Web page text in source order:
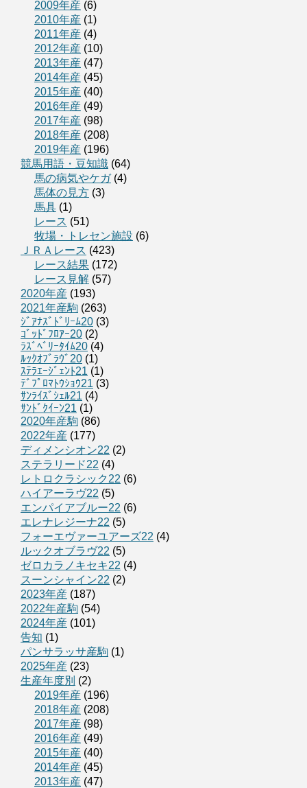
2009年産 (6)
2010年産 (1)
2011年産 (4)
2012年産 (10)
2013年産 (47)
2014年産 (45)
2015年産 (40)
2016年産 (49)
2017年産 (98)
2018年産 (208)
2019年産 (196)
競馬用語・豆知識 (64)
馬の病気やケガ(4)
馬体の見方 (3)
馬具 (1)
レース (51)
牧場・トレセン施設 (6)
ＪＲＡレース (423)
レース結果 (172)
レース見解 (57)
2020年産 (193)
2021年産駒 (263)
ｼﾞｱﾅｽﾞﾄﾞﾘｰﾑ20 (3)
ｺﾞｯﾄﾞﾌﾛｱｰ20 (2)
ﾗｽﾞﾍﾞﾘｰﾀｲﾑ20 (4)
ﾙｯｸｵﾌﾞﾗｳﾞ20 (1)
ｽﾃﾗｴｰｼﾞｪﾝﾄ21 (1)
ﾃﾞﾌﾟﾛﾏﾄｳｼｮｳ21 (3)
ｻﾝﾗｲｽﾞｼｪﾙ21 (4)
ｻﾝﾄﾞｸｲｰﾝ21 (1)
2020年産駒 (86)
2022年産 (177)
ディメンシオン22 (2)
ステラリード22 (4)
レトロクラシック22 (6)
ハイアーラヴ22 (5)
エンパイアブルー22 (6)
エレナレジーナ22 (5)
フォーエヴァーユアーズ22 (4)
ルックオブラヴ22 (5)
ゼロカラノキセキ22 (4)
スーンシャイン22 (2)
2023年産 (187)
2022年産駒 (54)
2024年産 (101)
告知 (1)
パンサラッサ産駒 (1)
2025年産 (23)
生産年度別 (2)
2019年産 (196)
2018年産 (208)
2017年産 (98)
2016年産 (49)
2015年産 (40)
2014年産 (45)
2013年産 (47)